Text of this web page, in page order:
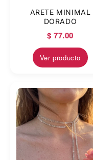
ARETE MINIMAL
DORADO
$ 77.00
Ver producto